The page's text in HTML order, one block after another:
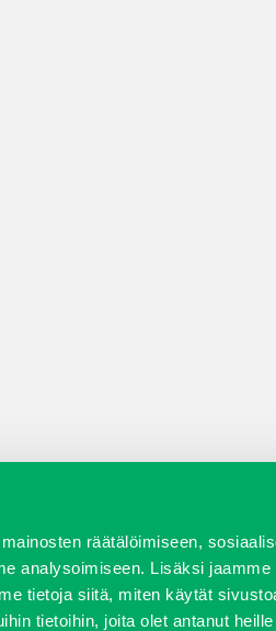
räätälöimiseen,
analysoimiseen. Lisäksi jaamme
tietoja siitä, miten käytät
tietoihin, joita olet antanut
JT Vuokrakone